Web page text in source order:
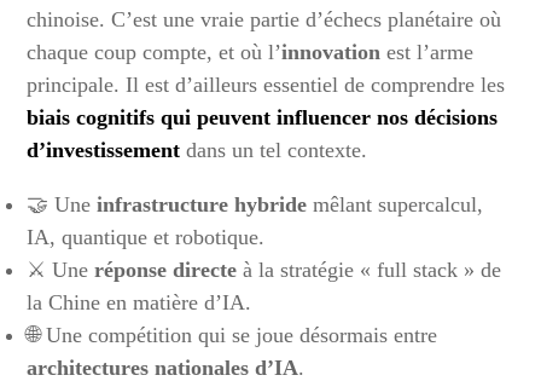
chinoise. C’est une vraie partie d’échecs planétaire où
chaque coup compte, et où l’innovation est l’arme
principale. Il est d’ailleurs essentiel de comprendre les
biais cognitifs qui peuvent influencer nos décisions
d’investissement dans un tel contexte.
🤝 Uneinfrastructure hybride mêlant supercalcul,
IA, quantique et robotique.
⚔️ Uneréponse directe à la stratégie « full stack » de
la Chine en matière d’IA.
🌐 Une compétition qui se joue désormais entre
architectures nationales d’IA.